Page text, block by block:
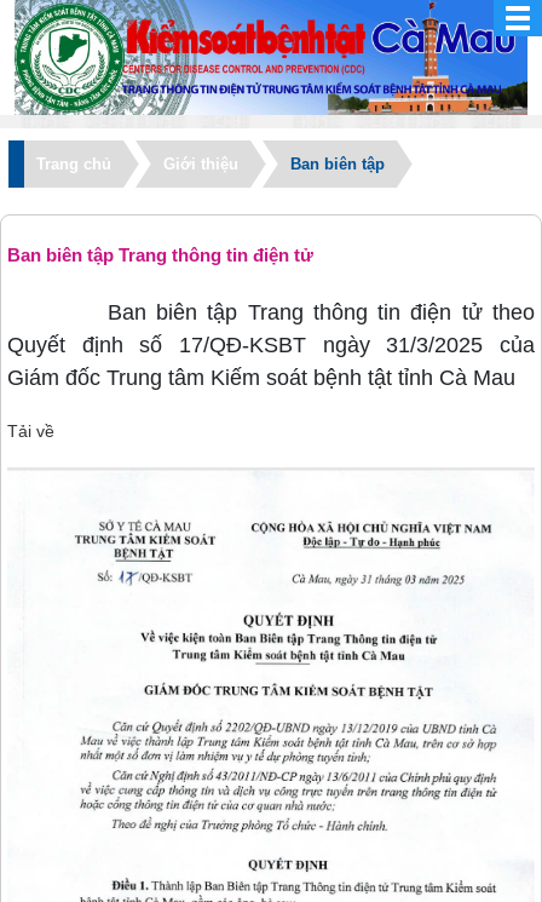
Trang chủ Giới thiệu Ban biên tập
Ban biên tập Trang thông tin điện tử
Ban biên tập Trang thông tin điện tử theo
Quyết định số 17/QĐ-KSBT ngày 31/3/2025 của
Giám đốc Trung tâm Kiếm soát bệnh tật tỉnh Cà Mau
Tải về